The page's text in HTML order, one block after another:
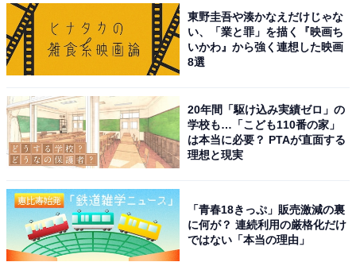
東野圭吾や湊かなえだけじゃな
い、「業と罪」を描く『映画ち
いかわ』から強く連想した映画
8選
20年間「駆け込み実績ゼロ」の
学校も…「こども110番の家」
は本当に必要？ PTAが直面する
理想と現実
「青春18きっぷ」販売激減の裏
に何が？ 連続利用の厳格化だけ
ではない「本当の理由」